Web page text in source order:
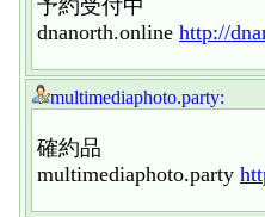
予約受付中
dnanorth.online http://
multimediaphoto.party:
確約品
multimediaphoto.party